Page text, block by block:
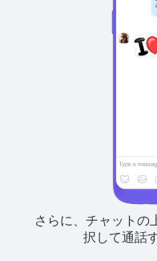
さらに、チャットの
択して通話